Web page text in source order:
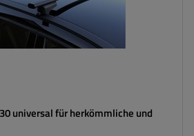
universal für herkömmliche und